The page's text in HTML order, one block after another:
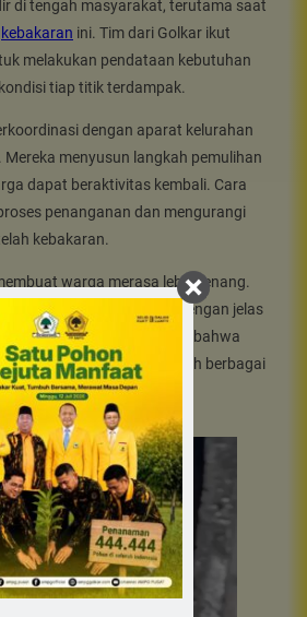
di tengah masyarakat, terutama saat
kebakaran ini. Tim dari Golkar ikut
melakukan pendataan kebutuhan
tiap titik terdampak.
dengan aparat kelurahan
menyusun langkah pemulihan
dapat beraktivitas kembali. Cara
penanganan dan mengurangi
kebakaran.
warga merasa lebih tenang.
berlangsung dengan jelas
keyakinan mereka bahwa
sendiri, tetapi didukung oleh berbagai